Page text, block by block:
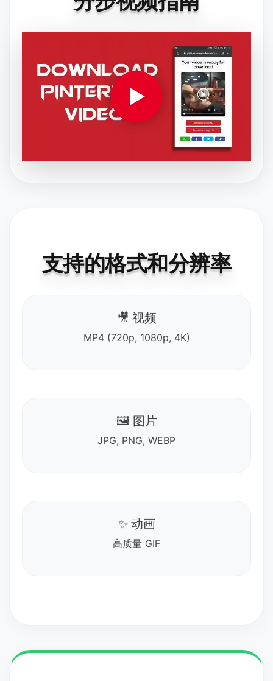
▶
支持的格式和分辨率
🎥 视频
MP4 (720p, 1080p, 4K)
🖼️ 图片
JPG, PNG, WEBP
✨ 动画
高质量 GIF